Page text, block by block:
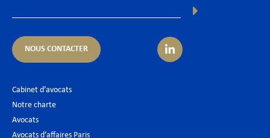
NOUS CONTACTER
Cabinet d’avocats
Notre charte
Avocats
Avocats d’affaires Paris